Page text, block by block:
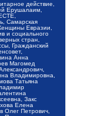
действие,
Ерушалаим,
Самарская
Евразии,
и социального
стран,
Гражданский
Анна
Магомед
Владимировна,
Татьяна
Закс
Елена
Олег Петрович,